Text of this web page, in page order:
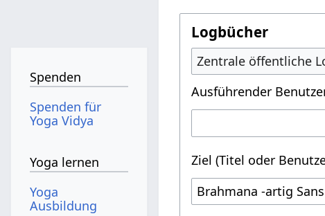
Logbücher
Zentrale öffentliche
Ausführender
Ziel (Titel oder
Spenden
Spenden für
Yoga Vidya
Yoga lernen
Yoga
Ausbildung